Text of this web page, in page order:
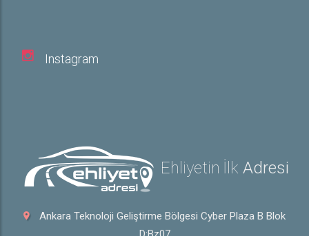
Instagram
Ehliyetin İlk Adresi
Ankara Teknoloji Geliştirme Bölgesi Cyber Plaza B Blok